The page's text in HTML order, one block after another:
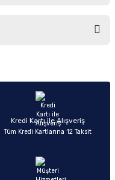
kullanarak tarafımıza
Kredi Kartı ile Alışveriş
Tüm Kredi Kartlarına 12 Taksit